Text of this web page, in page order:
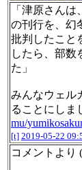
「津原さん
の刊行を、幻
批判したこと
したら、部数
た」
みんなウェル
ることにしま
mu/
[t] 2019-05-22
コメントより